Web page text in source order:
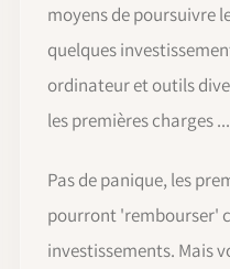
moyens de poursuivre
quelques
ordinateur et outils
les premières charges
Pas de panique, les
pourront 'rembourser'
investissements. Mais